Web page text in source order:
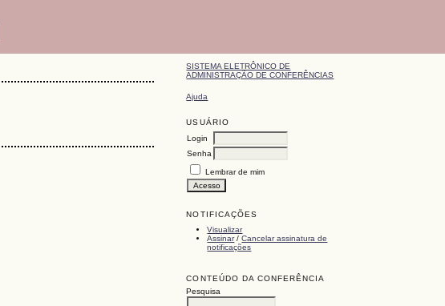
SISTEMA ELETRÔNICO DE
ADMINISTRAÇÃO DE CONFERÊNCIAS
Ajuda
USUÁRIO
Login
Senha
Lembrar de mim
NOTIFICAÇÕES
Visualizar
Assinar/Cancelar assinatura de
notificações
CONTEÚDO DA CONFERÊNCIA
Pesquisa